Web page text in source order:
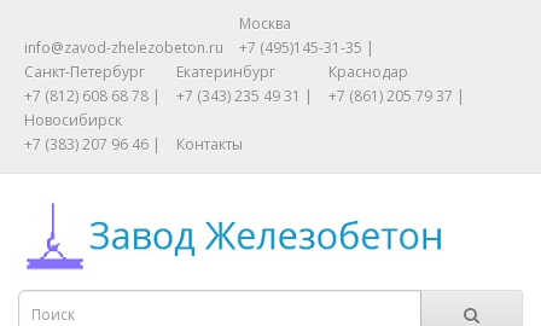
info@zavod-zhelezobeton.ru
Москва
+7 (495)145-31-35 |
Санкт-Петербург
+7 (812) 608 68 78 |
Екатеринбург
+7 (343) 235 49 31 |
Краснодар
+7 (861) 205 79 37 |
Новосибирск
+7 (383) 207 96 46 |
Контакты